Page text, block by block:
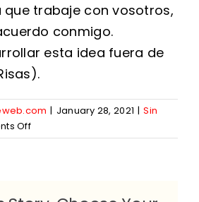
que trabaje con vosotros,
conmigo.
esta idea fuera de
| January 28, 2021 | Sin
Offon
Georgi